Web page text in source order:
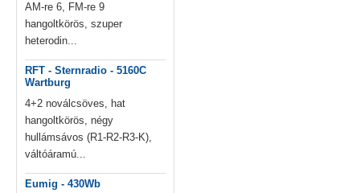
AM-re 6, FM-re 9
hangoltkörös, szuper
heterodin...
RFT - Sternradio - 5160C
Wartburg
4+2 noválcsöves, hat
hangoltkörös, négy
hullámsávos (R1-R2-R3-K),
váltóáramú...
Eumig - 430Wb